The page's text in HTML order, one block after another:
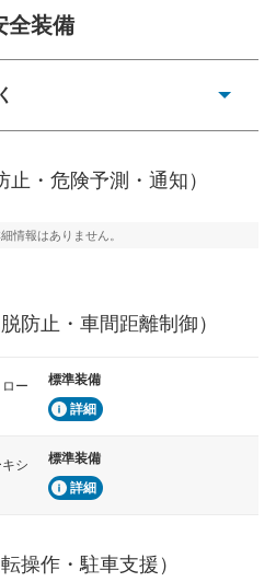
のサイズの目安
全装備
などが装備されています。
らつきを防止するためにレーンキー
保ちながら前車を追従するアダプティ
行うためにインテリジェンスパーキン
・危険予測・通知）
情報はありません。
防止・車間距離制御）
ー
標準装備
詳細
シ
標準装備
詳細
操作・駐車支援）